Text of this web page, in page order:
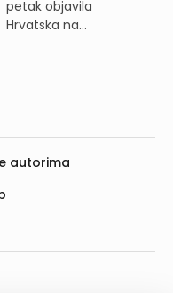
petak objavila
Hrvatska na...
autorima